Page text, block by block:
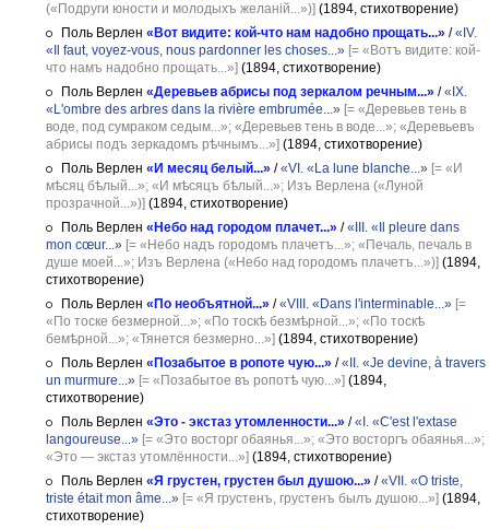
(«Подруги юности и молодыхъ желаній...»)] (1894, стихотворение)
Поль Верлен «Вот видите: кой-что нам надобно прощать...» /«IV.
«Il faut, voyez-vous, nous pardonner les choses...» [= «Вотъ видите: кой-
что намъ надобно прощать...»] (1894, стихотворение)
Поль Верлен «Деревьев абрисы под зеркалом речным...» /«IX.
«L'ombre des arbres dans la rivière embrumée...» [= «Деревьев тень в
воде, под сумраком седым...»; «Деревьев тень в воде...»; «Деревьевъ
абрисы подъ зеркадомъ рѣчнымъ...»] (1894, стихотворение)
Поль Верлен «И месяц белый...» /«VI. «La lune blanche...» [= «И
мѣсяц бѣлый...»; «И мѣсяцъ бѣлый...»; Изъ Верлена («Луной
прозрачной...»)] (1894, стихотворение)
Поль Верлен «Небо над городом плачет...» /«III. «Il pleure dans
mon cœur...» [= «Небо надъ городомъ плачетъ...»; «Печаль, печаль в
душе моей...»; Изъ Верлена («Небо над городомъ плачетъ...»)] (1894,
стихотворение)
Поль Верлен «По необъятной...» /«VIII. «Dans l'interminable...» [=
«По тоске безмерной...»; «По тоскѣ безмѣрной...»; «По тоскѣ
бемѣрной...»; «Тянется безмерно...»] (1894, стихотворение)
Поль Верлен «Позабытое в ропоте чую...» /«II. «Je devine, à travers
un murmure...» [= «Позабытое въ ропотѣ чую...»] (1894,
стихотворение)
Поль Верлен «Это - экстаз утомленности...» /«I. «C'est l'extase
langoureuse...» [= «Это восторг обаянья...»; «Это восторгъ обаянья...»;
«Это — экстаз утомлённости...»] (1894, стихотворение)
Поль Верлен «Я грустен, грустен был душою...» /«VII. «O triste,
triste était mon âme...» [= «Я грустенъ, грустенъ былъ душою...»] (1894,
стихотворение)